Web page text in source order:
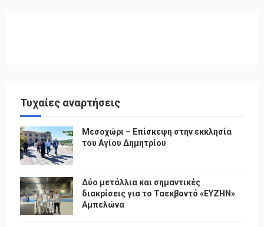
Τυχαίες αναρτήσεις
Μεσοχώρι – Επίσκεψη στην εκκλησία
του Αγίου Δημητρίου
Δύο μετάλλια και σημαντικές
διακρίσεις για το Ταεκβοντό «ΕΥΖΗΝ»
Αμπελώνα